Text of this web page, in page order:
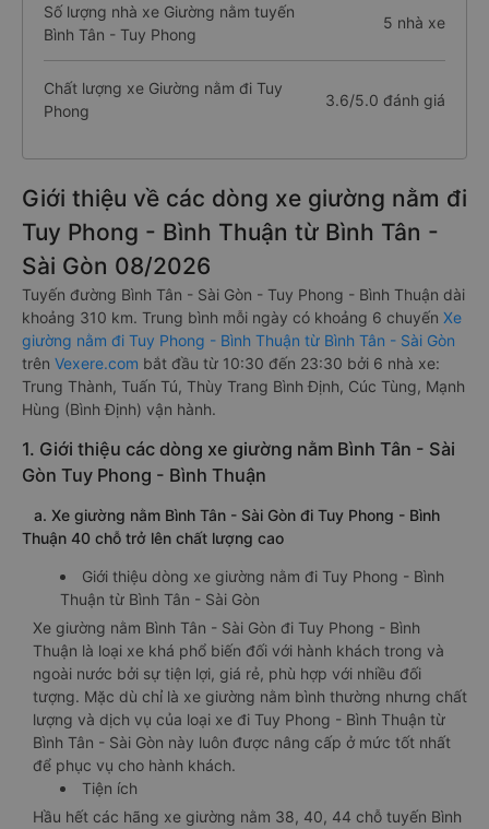
Số lượng nhà xe Giường nằm tuyến
Bình Tân - Tuy Phong
5 nhà xe
Chất lượng xe Giường nằm đi Tuy
Phong
3.6/5.0 đánh giá
Giới thiệu về các dòng xe giường nằm đi
Tuy Phong - Bình Thuận từ Bình Tân -
Sài Gòn 08/2026
Tuyến đường Bình Tân - Sài Gòn - Tuy Phong - Bình Thuận dài
khoảng 310 km. Trung bình mỗi ngày có khoảng 6 chuyến Xe
giường nằm đi Tuy Phong - Bình Thuận từ Bình Tân - Sài Gòn
trên Vexere.com bắt đầu từ 10:30 đến 23:30 bởi 6 nhà xe:
Trung Thành, Tuấn Tú, Thùy Trang Bình Định, Cúc Tùng, Mạnh
Hùng (Bình Định) vận hành.
1. Giới thiệu các dòng xe giường nằm Bình Tân - Sài
Gòn Tuy Phong - Bình Thuận
a. Xe giường nằm Bình Tân - Sài Gòn đi Tuy Phong - Bình
Thuận 40 chỗ trở lên chất lượng cao
Giới thiệu dòng xe giường nằm đi Tuy Phong - Bình
Thuận từ Bình Tân - Sài Gòn
Xe giường nằm Bình Tân - Sài Gòn đi Tuy Phong - Bình
Thuận là loại xe khá phổ biến đối với hành khách trong và
ngoài nước bởi sự tiện lợi, giá rẻ, phù hợp với nhiều đối
tượng. Mặc dù chỉ là xe giường nằm bình thường nhưng chất
lượng và dịch vụ của loại xe đi Tuy Phong - Bình Thuận từ
Bình Tân - Sài Gòn này luôn được nâng cấp ở mức tốt nhất
để phục vụ cho hành khách.
Tiện ích
Hầu hết các hãng xe giường nằm 38, 40, 44 chỗ tuyến Bình